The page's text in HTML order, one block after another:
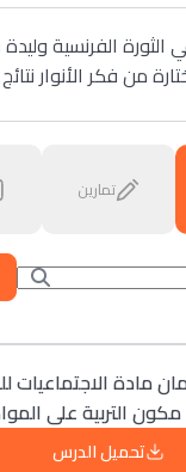
الفرنسية وليدة
من فكر الأنوار نتائج
تمارين
مادة الاجتماعيات
التربية على
تحميل الدرس